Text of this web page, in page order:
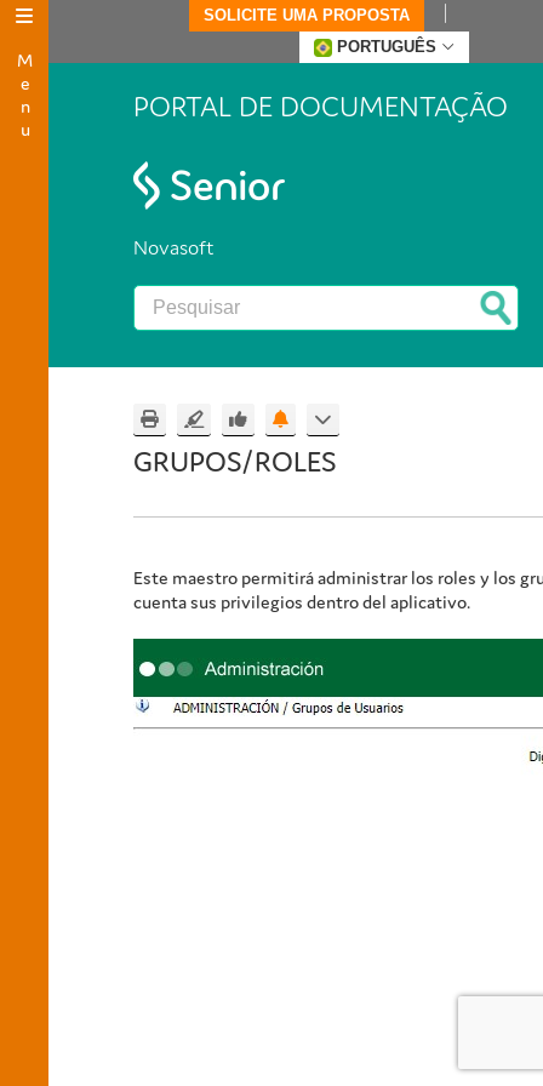
Menu
SOLICITE UMA PROPOSTA
PORTUGUÊS
PORTAL DE DOCUMENTAÇÃO
Novasoft
GRUPOS/ROLES
Este maestro permitirá administrar los roles y los
cuenta sus privilegios dentro del aplicativo.